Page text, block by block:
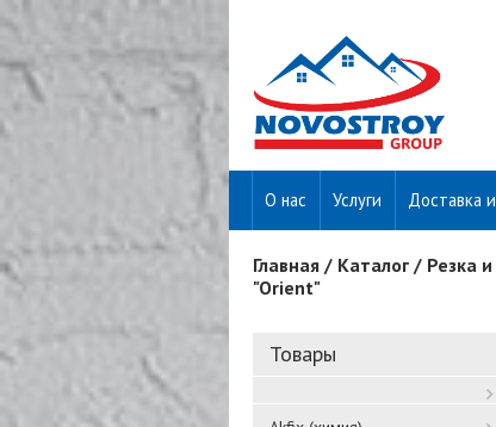
О нас Услуги Доставка
Вы здесь
Главная / Каталог / Резка
"Orient"
Товары